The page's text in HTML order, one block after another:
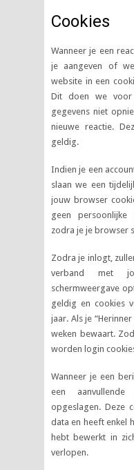
Cookies
Wanneer je een
je aangeven of
website in een
Dit doen we
gegevens niet
nieuwe reactie.
geldig.
Indien je een
slaan we een
jouw browser
geen
zodra je je browser
Zodra je inlogt,
verband met
schermweergave
geldig en cookies
jaar. Als je
weken bewaart.
worden login
Wanneer je een
een
opgeslagen. Deze
data en heeft enkel
hebt bewerkt in
verlopen.